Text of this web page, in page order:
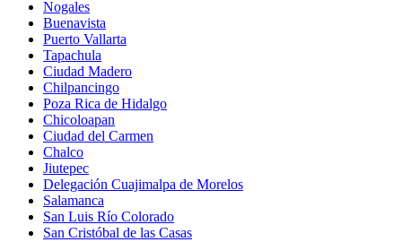
Nogales
Buenavista
Puerto Vallarta
Tapachula
Ciudad Madero
Chilpancingo
Poza Rica de Hidalgo
Chicoloapan
Ciudad del Carmen
Chalco
Jiutepec
Delegación Cuajimalpa de Morelos
Salamanca
San Luis Río Colorado
San Cristóbal de las Casas